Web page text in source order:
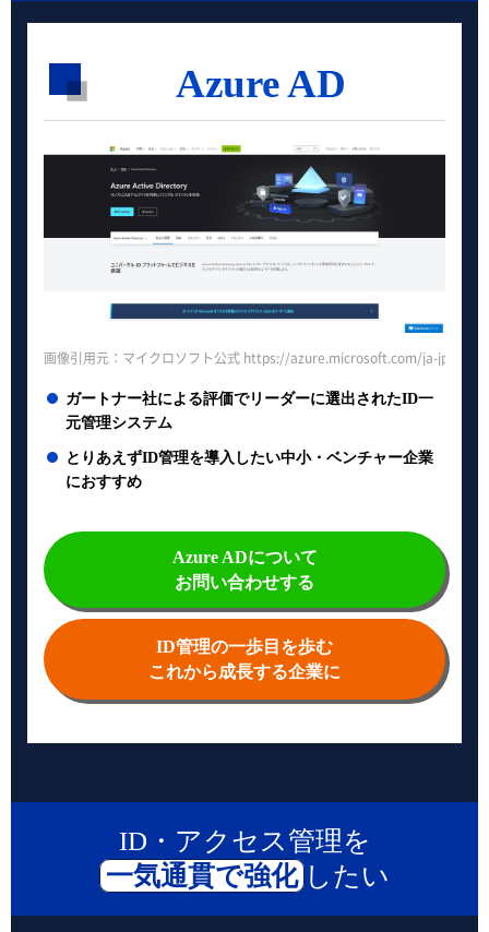
Azure AD
画像引用元：マイクロソフト公式 https://azure.microsoft.com/ja-jp/
ガートナー社による評価でリーダーに選出されたID一
元管理システム
とりあえずID管理を導入したい中小・ベンチャー企業
におすすめ
Azure ADについて
お問い合わせする
ID管理の一歩目を歩む
これから成長する企業に
ID・アクセス管理を
一気通貫で強化 したい